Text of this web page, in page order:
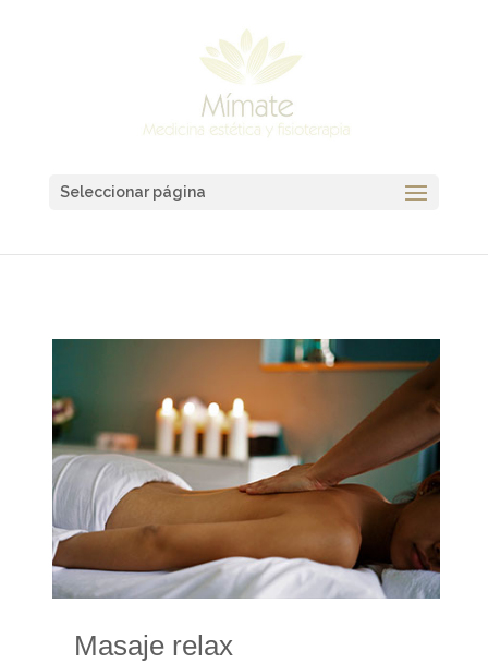
Seleccionar página
Masaje relax